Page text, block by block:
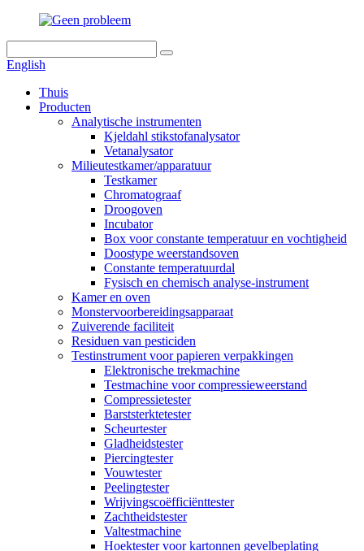
English
Thuis
Producten
Analytische instrumenten
Kjeldahl stikstofanalysator
Vetanalysator
Milieutestkamer/apparatuur
Testkamer
Chromatograaf
Droogoven
Incubator
Box voor constante temperatuur en vochtigheid
Doostype weerstandsoven
Constante temperatuurdal
Fysisch en chemisch analyse-instrument
Kamer en oven
Monstervoorbereidingsapparaat
Zuiverende faciliteit
Residuen van pesticiden
Testinstrument voor papieren verpakkingen
Elektronische trekmachine
Testmachine voor compressieweerstand
Compressietester
Barststerktetester
Scheurtester
Gladheidstester
Piercingtester
Vouwtester
Peelingtester
Wrijvingscoëfficiënttester
Zachtheidstester
Valtestmachine
Hoektester voor kartonnen gevelbeplating